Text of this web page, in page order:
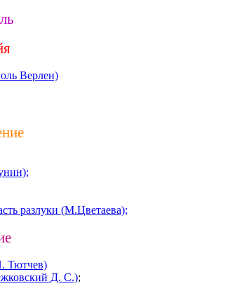
Верлен)
разлуки (М.Цветаева);
Тютчев)
Д. С.);